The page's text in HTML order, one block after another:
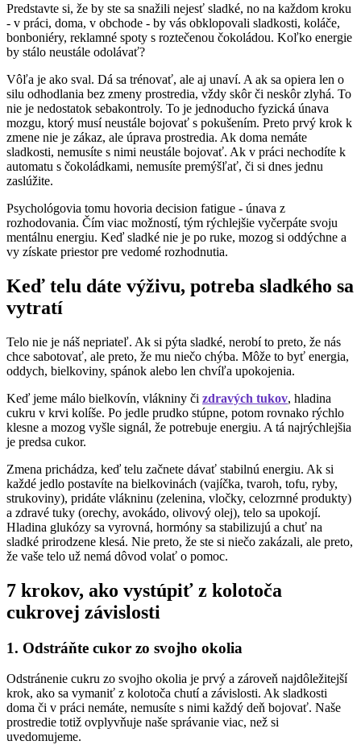
Predstavte si, že by ste sa snažili nejesť sladké, no na každom kroku
- v práci, doma, v obchode - by vás obklopovali sladkosti, koláče,
bonboniéry, reklamné spoty s roztečenou čokoládou. Koľko energie
by stálo neustále odolávať?
Vôľa je ako sval. Dá sa trénovať, ale aj unaví. A ak sa opiera len o
silu odhodlania bez zmeny prostredia, vždy skôr či neskôr zlyhá. To
nie je nedostatok sebakontroly. To je jednoducho fyzická únava
mozgu, ktorý musí neustále bojovať s pokušením. Preto prvý krok k
zmene nie je zákaz, ale úprava prostredia. Ak doma nemáte
sladkosti, nemusíte s nimi neustále bojovať. Ak v práci nechodíte k
automatu s čokoládkami, nemusíte premýšľať, či si dnes jednu
zaslúžite.
Psychológovia tomu hovoria decision fatigue - únava z
rozhodovania. Čím viac možností, tým rýchlejšie vyčerpáte svoju
mentálnu energiu. Keď sladké nie je po ruke, mozog si oddýchne a
vy získate priestor pre vedomé rozhodnutia.
Keď telu dáte výživu, potreba sladkého sa
vytratí
Telo nie je náš nepriateľ. Ak si pýta sladké, nerobí to preto, že nás
chce sabotovať, ale preto, že mu niečo chýba. Môže to byť energia,
oddych, bielkoviny, spánok alebo len chvíľa upokojenia.
Keď jeme málo bielkovín, vlákniny či zdravých tukov, hladina
cukru v krvi kolíše. Po jedle prudko stúpne, potom rovnako rýchlo
klesne a mozog vyšle signál, že potrebuje energiu. A tá najrýchlejšia
je predsa cukor.
Zmena prichádza, keď telu začnete dávať stabilnú energiu. Ak si
každé jedlo postavíte na bielkovinách (vajíčka, tvaroh, tofu, ryby,
strukoviny), pridáte vlákninu (zelenina, vločky, celozrnné produkty)
a zdravé tuky (orechy, avokádo, olivový olej), telo sa upokojí.
Hladina glukózy sa vyrovná, hormóny sa stabilizujú a chuť na
sladké prirodzene klesá. Nie preto, že ste si niečo zakázali, ale preto,
že vaše telo už nemá dôvod volať o pomoc.
7 krokov, ako vystúpiť z kolotoča
cukrovej závislosti
1. Odstráňte cukor zo svojho okolia
Odstránenie cukru zo svojho okolia je prvý a zároveň najdôležitejší
krok, ako sa vymaniť z kolotoča chutí a závislosti. Ak sladkosti
doma či v práci nemáte, nemusíte s nimi každý deň bojovať. Naše
prostredie totiž ovplyvňuje naše správanie viac, než si
uvedomujeme.